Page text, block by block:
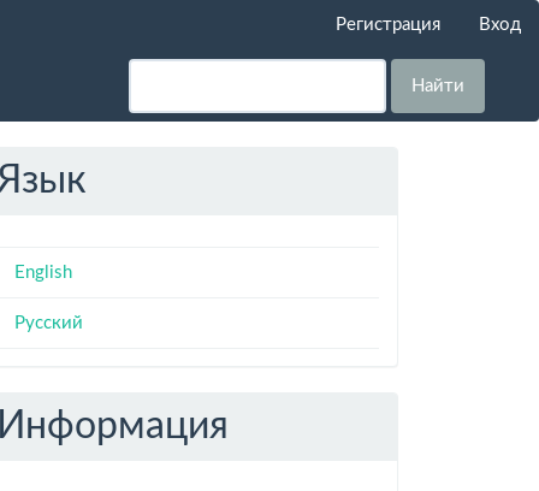
Регистрация Вход
Найти
English
Русский
Информация